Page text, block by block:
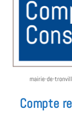
mairie-de-
Compte